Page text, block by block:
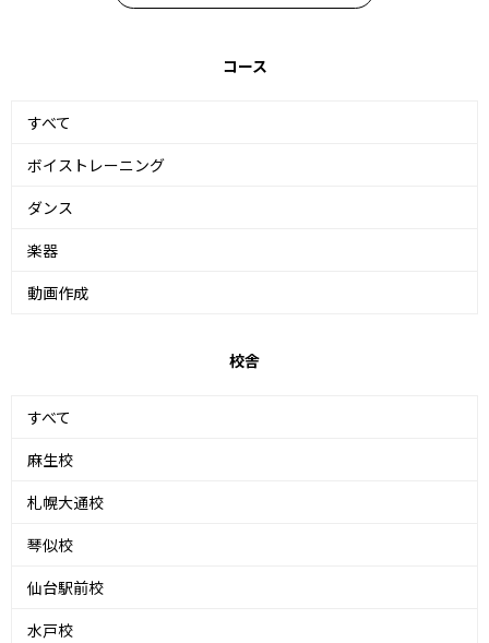
コース
すべて
ボイストレーニング
ダンス
楽器
動画作成
校舎
すべて
麻生校
札幌大通校
琴似校
仙台駅前校
水戸校